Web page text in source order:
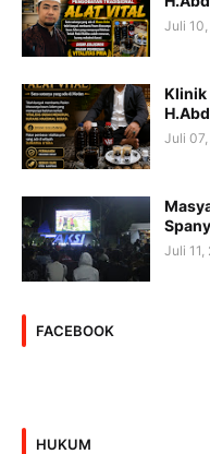
Juli
Klinik
Juli
Juli 11,
FACEBOOK
HUKUM